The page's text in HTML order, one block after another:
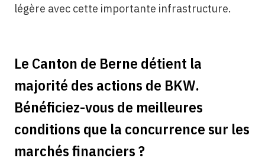
légère avec cette importante infrastructure.
Le Canton de Berne détient la
majorité des actions de BKW.
Bénéficiez-vous de meilleures
conditions que la concurrence sur les
marchés financiers ?